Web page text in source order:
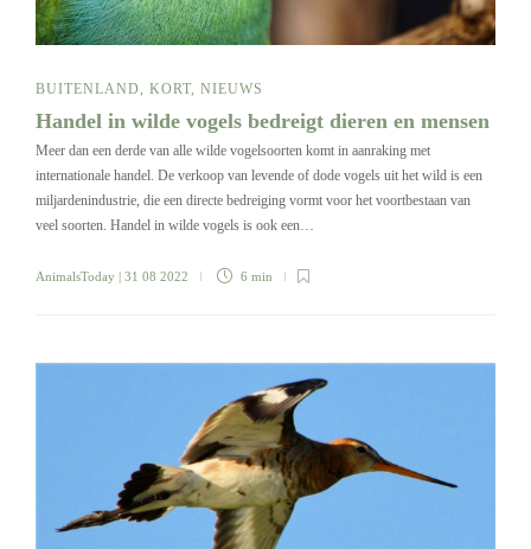
BUITENLAND, KORT, NIEUWS
Handel in wilde vogels bedreigt dieren en mensen
Meer dan een derde van alle wilde vogelsoorten komt in aanraking met
internationale handel. De verkoop van levende of dode vogels uit het wild is een
miljardenindustrie, die een directe bedreiging vormt voor het voortbestaan van
veel soorten. Handel in wilde vogels is ook een…
AnimalsToday | 31 08 2022 6 min